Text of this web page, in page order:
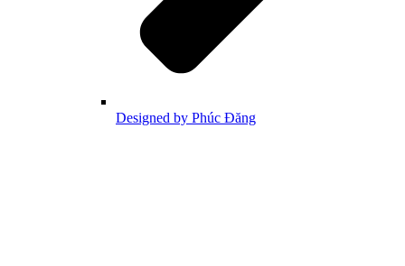
Designed by Phúc Đăng